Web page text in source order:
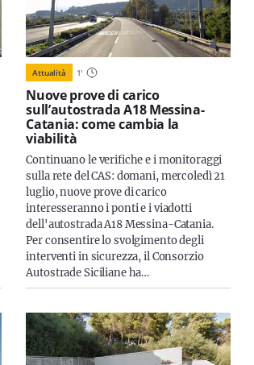
Attualità 1'
Nuove prove di carico
sull’autostrada A18 Messina-
Catania: come cambia la
viabilità
Continuano le verifiche e i monitoraggi
sulla rete del CAS: domani, mercoledì 21
luglio, nuove prove di carico
interesseranno i ponti e i viadotti
dell'autostrada A18 Messina-Catania.
Per consentire lo svolgimento degli
interventi in sicurezza, il Consorzio
Autostrade Siciliane ha…